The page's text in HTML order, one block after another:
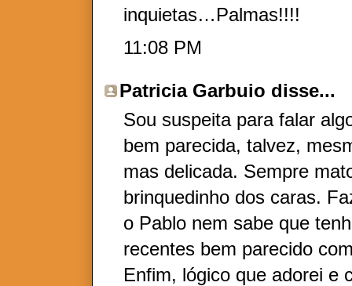
inquietas…Palmas!!!!
11:08 PM
Patricia Garbuio disse...
Sou suspeita para falar
bem parecida, talvez,
mas delicada. Sempre
brinquedinho dos caras.
o Pablo nem sabe que
recentes bem parecido
Enfim, lógico que adorei e